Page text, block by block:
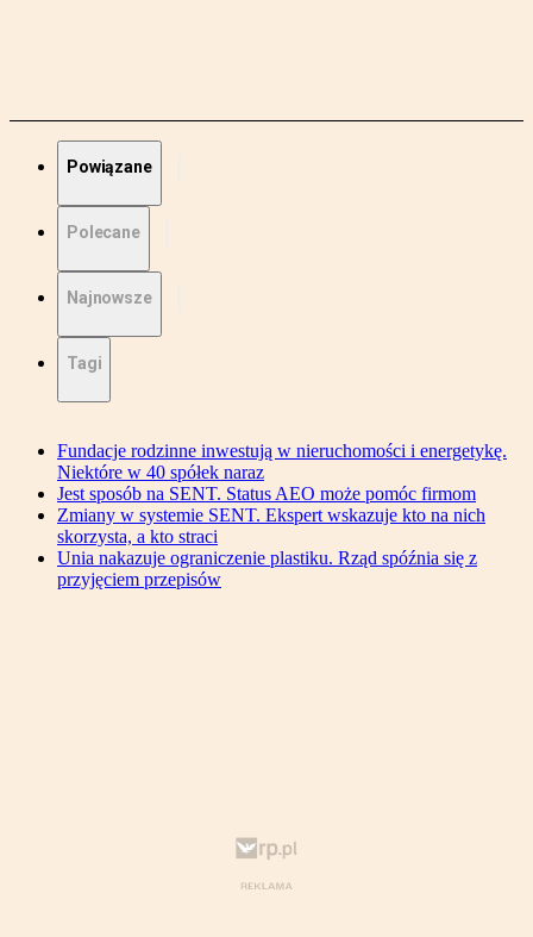
Powiązane
Polecane
Najnowsze
Tagi
Fundacje rodzinne inwestują w nieruchomości i energetykę.
Niektóre w 40 spółek naraz
Jest sposób na SENT. Status AEO może pomóc firmom
Zmiany w systemie SENT. Ekspert wskazuje kto na nich
skorzysta, a kto straci
Unia nakazuje ograniczenie plastiku. Rząd spóźnia się z
przyjęciem przepisów